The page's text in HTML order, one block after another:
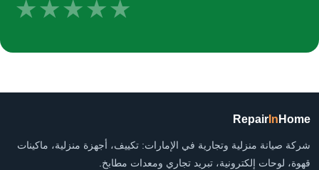
★★★★★
Repair In Home
شركة صيانة منزلية وتجارية في الإمارات: تكييف، أجهزة منزلية، ماكينات
قهوة، لوحات إلكترونية، تبريد تجاري ومعدات مطابخ.